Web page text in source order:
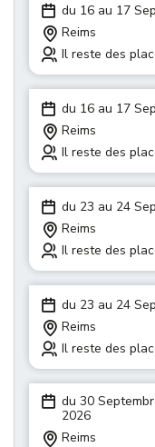
du 16 au 17
Reims
Il reste des
du 16 au 17
Reims
Il reste des
du 23 au 24
Reims
Il reste des
du 23 au 24
Reims
Il reste des
du 30
2026
Reims